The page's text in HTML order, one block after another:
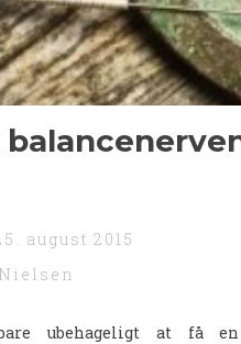
august 2015
ubehageligt at få